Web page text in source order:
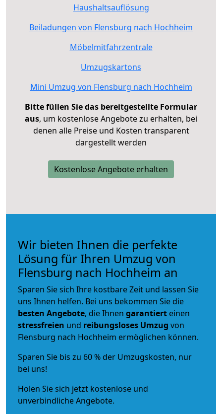
Haushaltsauflösung
Beiladungen von Flensburg nach Hochheim
Möbelmitfahrzentrale
Umzugskartons
Mini Umzug von Flensburg nach Hochheim
Bitte füllen Sie das bereitgestellte Formular
aus, um kostenlose Angebote zu erhalten, bei
denen alle Preise und Kosten transparent
dargestellt werden
Kostenlose Angebote erhalten
Wir bieten Ihnen die perfekte
Lösung für Ihren Umzug von
Flensburg nach Hochheim an
Sparen Sie sich Ihre kostbare Zeit und lassen Sie
uns Ihnen helfen. Bei uns bekommen Sie die
besten Angebote, die Ihnen garantiert einen
stressfreien und reibungsloses Umzug von
Flensburg nach Hochheim ermöglichen können.
Sparen Sie bis zu 60 % der Umzugskosten, nur
bei uns!
Holen Sie sich jetzt kostenlose und
unverbindliche Angebote.